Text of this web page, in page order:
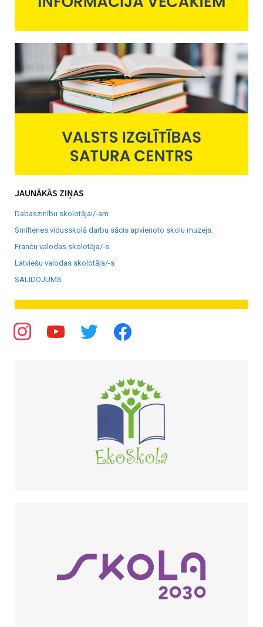
JAUNĀKĀS ZIŅAS
Dabaszinību skolotājai/-am
Smiltenes vidusskolā darbu sācis apvienoto skolu muzejs.
Franču valodas skolotāja/-s
Latviešu valodas skolotāja/-s
SALIDOJUMS